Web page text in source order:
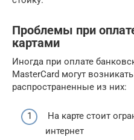
Проблемы при
картами
Иногда при оплате
MasterCard могут
распространенные из них:
На карте стоит
интернет